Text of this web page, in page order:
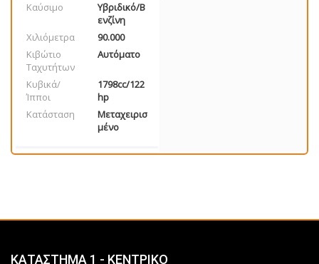
Καύσιμο
Υβριδικό/Β
ενζίνη
Χιλιόμετρα
90.000
Κιβώτιο
Ταχυτήτων
Αυτόματο
Κυβικά/
Ίπποι
1798cc/122
hp
Κατάσταση
Μεταχειρισ
μένο
ΚΑΤΑΣΤΗΜΑ 1 - ΚΕΝΤΡΙΚΟ